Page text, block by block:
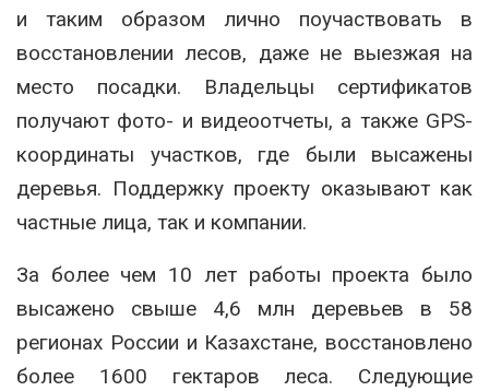
и таким образом лично поучаствовать в
восстановлении лесов, даже не выезжая на
место посадки. Владельцы сертификатов
получают фото- и видеоотчеты, а также GPS-
координаты участков, где были высажены
деревья. Поддержку проекту оказывают как
частные лица, так и компании.
За более чем 10 лет работы проекта было
высажено свыше 4,6 млн деревьев в 58
регионах России и Казахстане, восстановлено
более 1600 гектаров леса. Следующие